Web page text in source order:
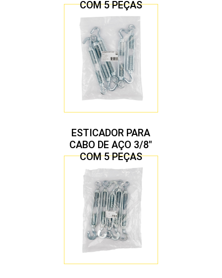
COM 5 PEÇAS
ESTICADOR PARA
CABO DE AÇO 3/8″
COM 5 PEÇAS